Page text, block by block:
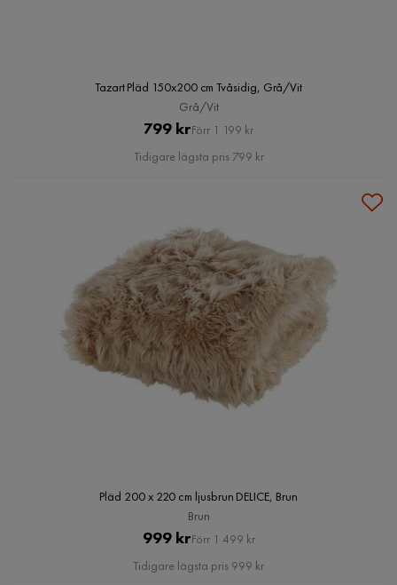
Tazart Pläd 150x200 cm Tvåsidig, Grå/Vit
Grå/Vit
Pris
799 kr Original
Pris
Förr 1 199 kr
Tidigare lägsta pris 799 kr
Pläd 200 x 220 cm ljusbrun DELICE, Brun
Brun
Pris
999 kr Original
Pris
Förr 1 499 kr
Tidigare lägsta pris 999 kr